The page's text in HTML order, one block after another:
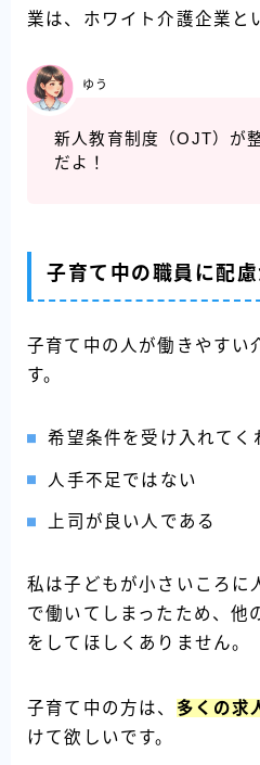
業は、ホワイト介護企業と
新人教育制度（OJT）が
だよ！
ゆう
子育て中の職員に配慮
子育て中の人が働きやすい
す。
希望条件を受け入れてく
人手不足ではない
上司が良い人である
私は子どもが小さいころに
で働いてしまったため、他
をしてほしくありません。
子育て中の方は、 多くの求
けて欲しいです。